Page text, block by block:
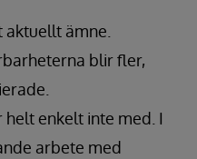
ämne.
blir fler,
enkelt inte med. I
arbete med